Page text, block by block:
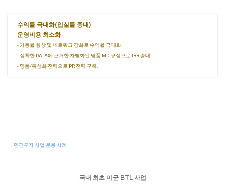
수익률 극대화(입실률 증대)
운영비용 최소화
- 가동률 향상 및 네트워크 강화로 수익률 극대화.
- 정확한 DATA에 근거한 차별화된 명품 MD 구성으로 IRR 증대.
- 명품/특성화 전략으로 PR 전략 구축.
→ 민간투자 사업 운용 사례
국내 최초 미군 BTL 사업